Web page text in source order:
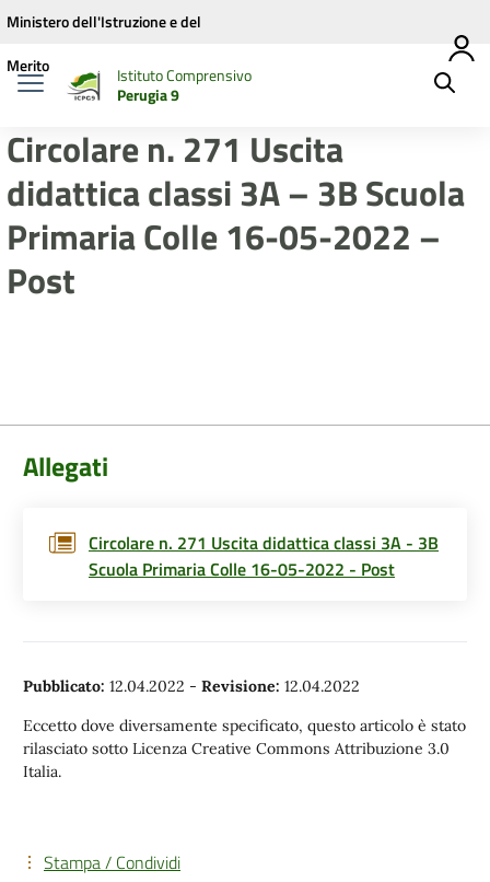
Vai ai contenuti
Vai al menu di navigazione
Vai al footer
Ministero dell'Istruzione e del
Merito
Istituto Comprensivo
Perugia 9
Circolare n. 271 Uscita
didattica classi 3A – 3B Scuola
Primaria Colle 16-05-2022 –
Post
Allegati
Circolare n. 271 Uscita didattica classi 3A - 3B
Scuola Primaria Colle 16-05-2022 - Post
Pubblicato: 12.04.2022 - Revisione: 12.04.2022
Eccetto dove diversamente specificato, questo articolo è stato
rilasciato sotto Licenza Creative Commons Attribuzione 3.0
Italia.
Stampa / Condividi